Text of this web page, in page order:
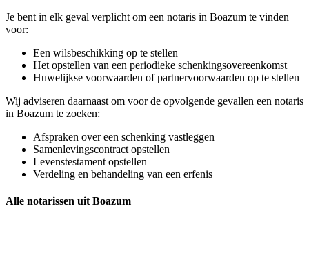
Je bent in elk geval verplicht om een notaris in Boazum te vinden
voor:
Een wilsbeschikking op te stellen
Het opstellen van een periodieke schenkingsovereenkomst
Huwelijkse voorwaarden of partnervoorwaarden op te stellen
Wij adviseren daarnaast om voor de opvolgende gevallen een notaris
in Boazum te zoeken:
Afspraken over een schenking vastleggen
Samenlevingscontract opstellen
Levenstestament opstellen
Verdeling en behandeling van een erfenis
Alle notarissen uit Boazum